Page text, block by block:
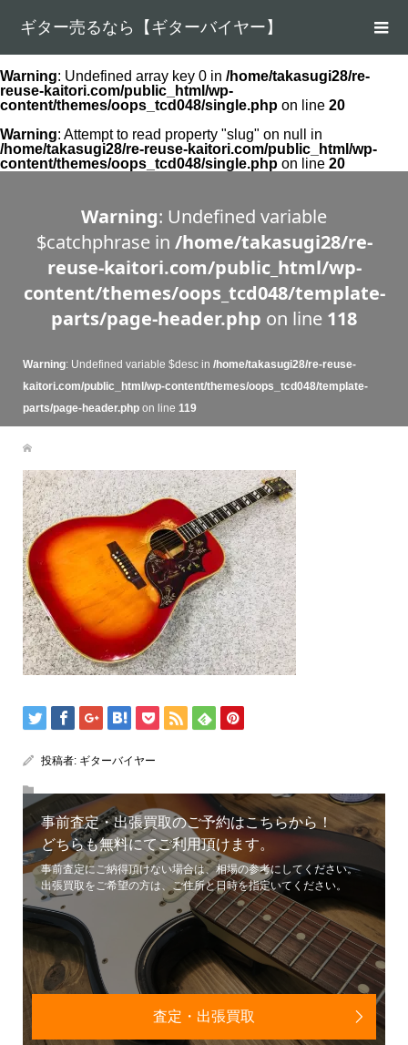
ギター売るなら【ギターバイヤー】
Warning: Undefined array key 0 in /home/takasugi28/re-
reuse-kaitori.com/public_html/wp-
content/themes/oops_tcd048/single.php on line 20
Warning: Attempt to read property "slug" on null in
/home/takasugi28/re-reuse-kaitori.com/public_html/wp-
content/themes/oops_tcd048/single.php on line 20
Warning: Undefined variable
$catchphrase in /home/takasugi28/re-
reuse-kaitori.com/public_html/wp-
content/themes/oops_tcd048/template-
parts/page-header.php on line 118
Warning: Undefined variable $desc in /home/takasugi28/re-reuse-
kaitori.com/public_html/wp-content/themes/oops_tcd048/template-
parts/page-header.phpon line 119
投稿者: ギターバイヤー
事前査定・出張買取のご予約はこちらから！
どちらも無料にてご利用頂けます。
事前査定にご納得頂けない場合は、相場の参考にしてください。
出張買取をご希望の方は、ご住所と日時を指定いてください。
査定・出張買取